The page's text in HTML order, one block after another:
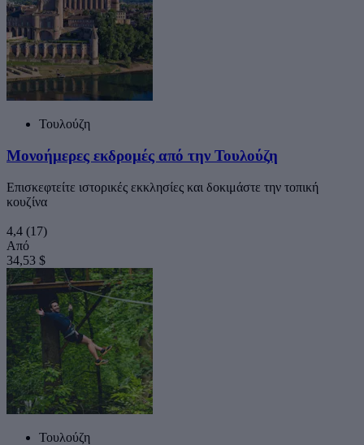
Τουλούζη
Μονοήμερες εκδρομές από την Τουλούζη
Επισκεφτείτε ιστορικές εκκλησίες και δοκιμάστε την τοπική
κουζίνα
4,4 (17)
Από
34,53 $
Τουλούζη